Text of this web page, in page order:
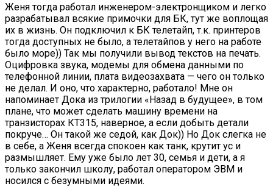
Женя тогда работал инженером-электронщиком и легко
разрабатывал всякие примочки для БК, тут же воплощая
их в жизнь. Он подключил к БК телетайп, т.к. принтеров
тогда доступных не было, а телетайпов у него на работе
было море)) Так мы получили вывод текстов на печать.
Оцифровка звука, модемы для обмена данными по
телефонной линии, плата видеозахвата — чего он только
не делал. И оно, что характерно, работало! Мне он
напоминает Дока из трилогии «Назад в будущее», в том
плане, что может сделать машину времени на
транзисторах КТ315, наверное, а если добыть детали
покруче… Он такой же седой, как Док)) Но Док слегка не
в себе, а Женя всегда спокоен как танк, крутит ус и
размышляет. Ему уже было лет 30, семья и дети, а я
только закончил школу, работал оператором ЭВМ и
носился с безумными идеями.